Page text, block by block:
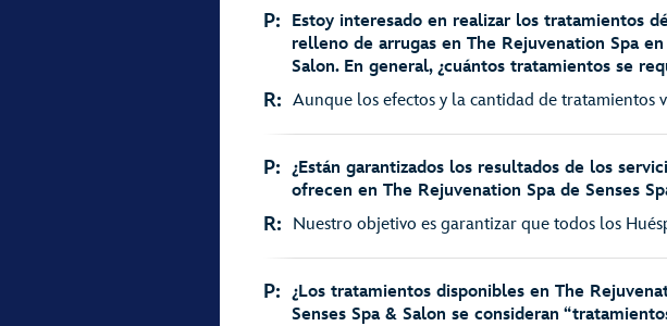
P:
Estoy interesado en realizar los tratamientos
relleno de arrugas en The Rejuvenation Spa en
Salon. En general, ¿cuántos tratamientos se
R: Aunque los efectos y la cantidad de tratamientos
P: ¿Están garantizados los resultados de los
ofrecen en The Rejuvenation Spa de Senses
R: Nuestro objetivo es garantizar que todos los
P: ¿Los tratamientos disponibles en The
Senses Spa & Salon se consideran